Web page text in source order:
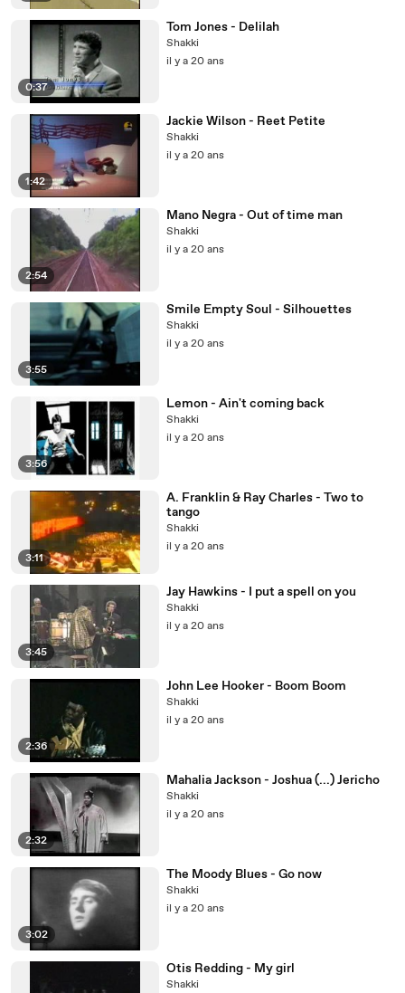
0:37
Tom Jones - Delilah
Shakki
il y a 20 ans
1:42
Jackie Wilson - Reet Petite
Shakki
il y a 20 ans
2:54
Mano Negra - Out of time man
Shakki
il y a 20 ans
3:55
Smile Empty Soul - Silhouettes
Shakki
il y a 20 ans
3:56
Lemon - Ain't coming back
Shakki
il y a 20 ans
3:11
A. Franklin & Ray Charles - Two to
tango
Shakki
il y a 20 ans
3:45
Jay Hawkins - I put a spell on you
Shakki
il y a 20 ans
2:36
John Lee Hooker - Boom Boom
Shakki
il y a 20 ans
2:32
Mahalia Jackson - Joshua (...) Jericho
Shakki
il y a 20 ans
3:02
The Moody Blues - Go now
Shakki
il y a 20 ans
Otis Redding - My girl
Shakki